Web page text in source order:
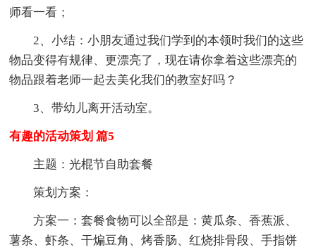
师看一看；
2、小结：小朋友通过我们学到的本领时我们的这些
物品变得有规律、更漂亮了，现在请你拿着这些漂亮的
物品跟着老师一起去美化我们的教室好吗？
3、带幼儿离开活动室。
有趣的活动策划 篇5
主题：光棍节自助套餐
策划方案：
方案一：套餐食物可以全部是：黄瓜条、香蕉派、
薯条、虾条、干煸豆角、烤香肠、红烧排骨段、手指饼